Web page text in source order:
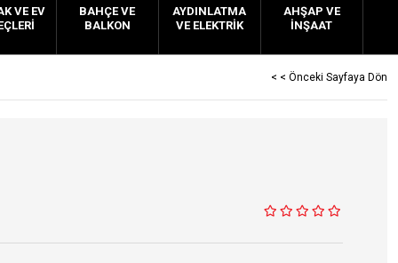
VE EV
BAHÇE VE
BALKON
AYDINLATMA
VE ELEKTRIK
AHŞAP VE
İNŞAAT
< < Önceki Sayfaya Dön